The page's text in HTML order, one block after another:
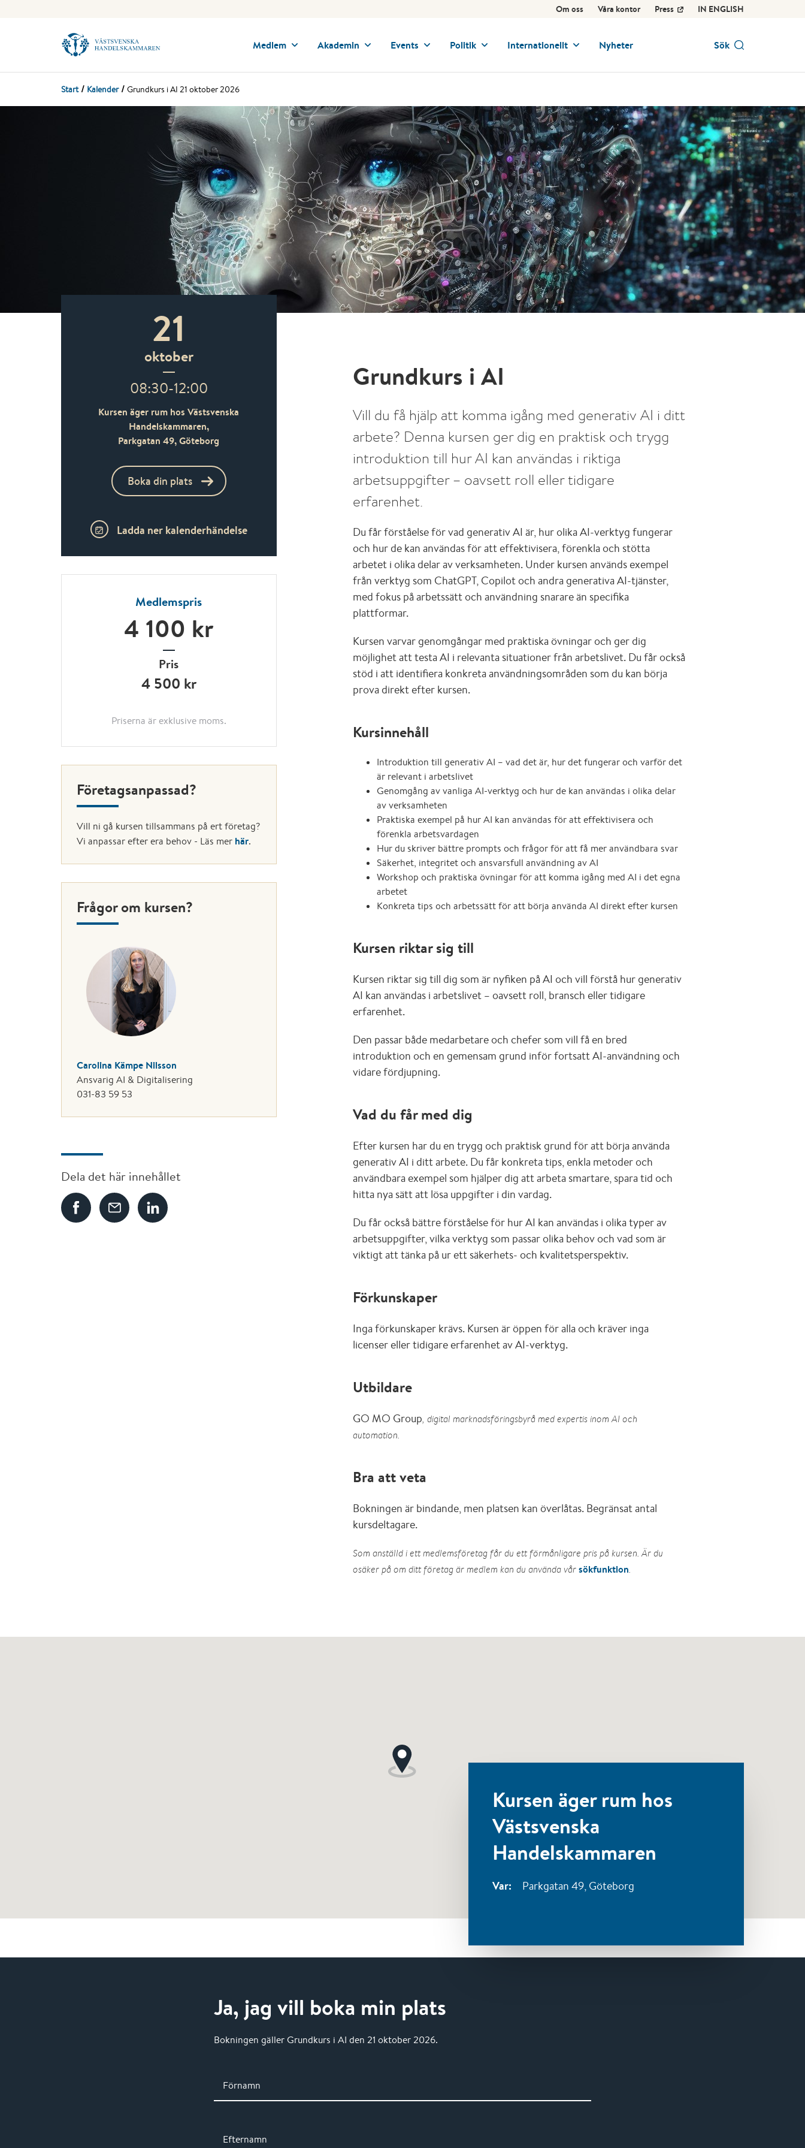
Om oss Våra kontor Press IN ENGLISH
Medlem Akademin Events Politik Internationellt Nyheter Sök
Start Kalender Grundkurs i AI 21 oktober 2026
21
oktober
08:30-12:00
Kursen äger rum hos Västsvenska
Handelskammaren,
Parkgatan 49, Göteborg
Boka din plats
Ladda ner kalenderhändelse
Medlemspris
4 100 kr
Pris
4 500 kr
Priserna är exklusive moms.
Företagsanpassad?
Vill ni gå kursen tillsammans på ert företag?
Vi anpassar efter era behov - Läs mer här.
Frågor om kursen?
Carolina Kämpe Nilsson
Ansvarig AI & Digitalisering
031-83 59 53
Dela det här innehållet
Grundkurs i AI
Vill du få hjälp att komma igång med generativ AI i ditt
arbete? Denna kursen ger dig en praktisk och trygg
introduktion till hur AI kan användas i riktiga
arbetsuppgifter – oavsett roll eller tidigare
erfarenhet.
Du får förståelse för vad generativ AI är, hur olika AI-verktyg fungerar
och hur de kan användas för att effektivisera, förenkla och stötta
arbetet i olika delar av verksamheten. Under kursen används exempel
från verktyg som ChatGPT, Copilot och andra generativa AI-tjänster,
med fokus på arbetssätt och användning snarare än specifika
plattformar.
Kursen varvar genomgångar med praktiska övningar och ger dig
möjlighet att testa AI i relevanta situationer från arbetslivet. Du får också
stöd i att identifiera konkreta användningsområden som du kan börja
prova direkt efter kursen.
Kursinnehåll
Introduktion till generativ AI – vad det är, hur det fungerar och varför det
är relevant i arbetslivet
Genomgång av vanliga AI-verktyg och hur de kan användas i olika delar
av verksamheten
Praktiska exempel på hur AI kan användas för att effektivisera och
förenkla arbetsvardagen
Hur du skriver bättre prompts och frågor för att få mer användbara svar
Säkerhet, integritet och ansvarsfull användning av AI
Workshop och praktiska övningar för att komma igång med AI i det egna
arbetet
Konkreta tips och arbetssätt för att börja använda AI direkt efter kursen
Kursen riktar sig till
Kursen riktar sig till dig som är nyfiken på AI och vill förstå hur generativ
AI kan användas i arbetslivet – oavsett roll, bransch eller tidigare
erfarenhet.
Den passar både medarbetare och chefer som vill få en bred
introduktion och en gemensam grund inför fortsatt AI-användning och
vidare fördjupning.
Vad du får med dig
Efter kursen har du en trygg och praktisk grund för att börja använda
generativ AI i ditt arbete. Du får konkreta tips, enkla metoder och
användbara exempel som hjälper dig att arbeta smartare, spara tid och
hitta nya sätt att lösa uppgifter i din vardag.
Du får också bättre förståelse för hur AI kan användas i olika typer av
arbetsuppgifter, vilka verktyg som passar olika behov och vad som är
viktigt att tänka på ur ett säkerhets- och kvalitetsperspektiv.
Förkunskaper
Inga förkunskaper krävs. Kursen är öppen för alla och kräver inga
licenser eller tidigare erfarenhet av AI-verktyg.
Utbildare
GO MO Group, digital marknadsföringsbyrå med expertis inom AI och
automation.
Bra att veta
Bokningen är bindande, men platsen kan överlåtas. Begränsat antal
kursdeltagare.
Som anställd i ett medlemsföretag får du ett förmånligare pris på kursen. Är du
osäker på om ditt företag är medlem kan du använda vårsökfunktion.
Kursen äger rum hos
Västsvenska
Handelskammaren
Var: Parkgatan 49, Göteborg
Ja, jag vill boka min plats
Bokningen gäller Grundkurs i AI den 21 oktober 2026.
Förnamn
Efternamn